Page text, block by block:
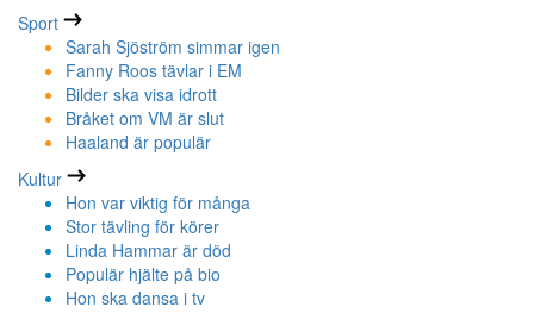
Sport
Sarah Sjöström simmar igen
Fanny Roos tävlar i EM
Bilder ska visa idrott
Bråket om VM är slut
Haaland är populär
Kultur
Hon var viktig för många
Stor tävling för körer
Linda Hammar är död
Populär hjälte på bio
Hon ska dansa i tv